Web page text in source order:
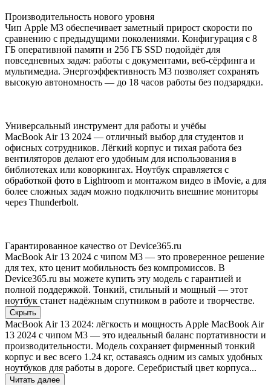
Производительность нового уровня
Чип Apple M3 обеспечивает заметный прирост скорости по
сравнению с предыдущими поколениями. Конфигурация с 8
ГБ оперативной памяти и 256 ГБ SSD подойдёт для
повседневных задач: работы с документами, веб-сёрфинга и
мультимедиа. Энергоэффективность M3 позволяет сохранять
высокую автономность — до 18 часов работы без подзарядки.
Универсальный инструмент для работы и учёбы
MacBook Air 13 2024 — отличный выбор для студентов и
офисных сотрудников. Лёгкий корпус и тихая работа без
вентиляторов делают его удобным для использования в
библиотеках или коворкингах. Ноутбук справляется с
обработкой фото в Lightroom и монтажом видео в iMovie, а для
более сложных задач можно подключить внешние мониторы
через Thunderbolt.
Гарантированное качество от Device365.ru
MacBook Air 13 2024 с чипом M3 — это проверенное решение
для тех, кто ценит мобильность без компромиссов. В
Device365.ru вы можете купить эту модель с гарантией и
полной поддержкой. Тонкий, стильный и мощный — этот
ноутбук станет надёжным спутником в работе и творчестве.
Скрыть
MacBook Air 13 2024: лёгкость и мощность Apple MacBook Air
13 2024 с чипом M3 — это идеальный баланс портативности и
производительности. Модель сохраняет фирменный тонкий
корпус и вес всего 1.24 кг, оставаясь одним из самых удобных
ноутбуков для работы в дороге. Серебристый цвет корпуса...
Читать далее